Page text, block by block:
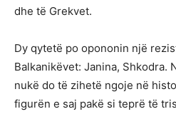
dhe të Grekvet.
Dy qytetë po opononin një
Balkanikëvet: Janina, Shkodra.
nukë do të zihetë ngoje në
figurën e saj pakë si teprë të